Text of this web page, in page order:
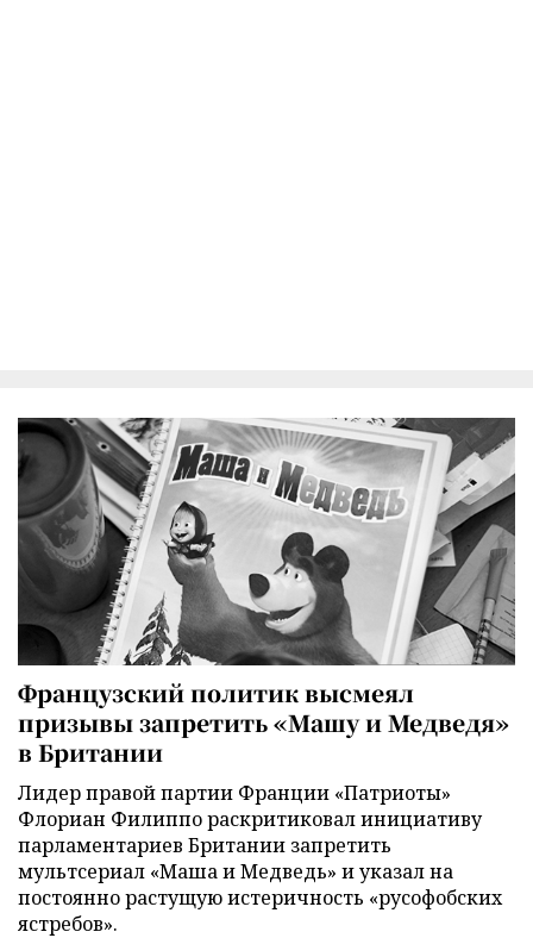
Французский политик высмеял
призывы запретить «Машу и Медведя»
в Британии
Лидер правой партии Франции «Патриоты»
Флориан Филиппо раскритиковал инициативу
парламентариев Британии запретить
мультсериал «Маша и Медведь» и указал на
постоянно растущую истеричность «русофобских
ястребов».